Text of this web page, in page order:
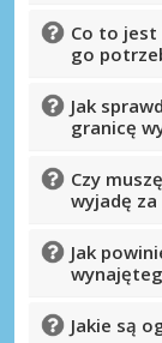
Co to jest
go
Jak
granicę
Czy
wyjadę
Jak
Jakie są